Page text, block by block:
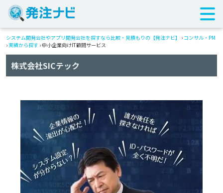
システム開発会社やアプリ開発会社を探すなら比較・見積もりの【発注ナビ】 › コンサル・PM
› 実績から探す ›中小企業向けIT顧問サービス
株式会社SICテック